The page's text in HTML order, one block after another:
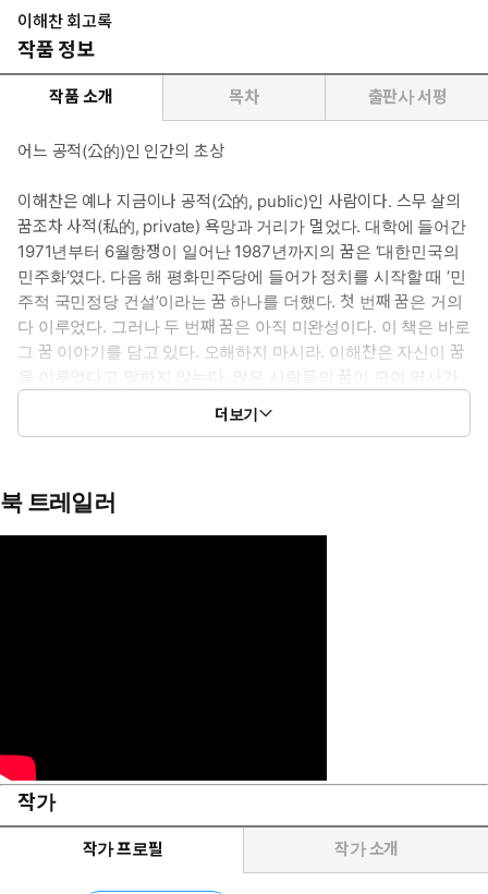
이해찬 회고록
작품 정보
작품 소개 목차 출판사 서평
어느 공적(公的)인 인간의 초상
이해찬은 예나 지금이나 공적(公的, public)인 사람이다. 스무 살의
꿈조차 사적(私的, private) 욕망과 거리가 멀었다. 대학에 들어간
1971년부터 6월항쟁이 일어난 1987년까지의 꿈은 ‘대한민국의
민주화’였다. 다음 해 평화민주당에 들어가 정치를 시작할 때 ‘민
주적 국민정당 건설’이라는 꿈 하나를 더했다. 첫 번째 꿈은 거의
다 이루었다. 그러나 두 번째 꿈은 아직 미완성이다. 이 책은 바로
그 꿈 이야기를 담고 있다. 오해하지 마시라. 이해찬은 자신이 꿈
을 이루었다고 말하지 않는다. 많은 사람들의 꿈이 모여 역사가
되었던 경위를 증언할 뿐이다. 어떤 상황에서도 그는 자기 자신
을 앞세우지 않는다. - 유시민의 ‘발문’ 중에서
더보기
북 트레일러
작가
작가 프로필 작가 소개